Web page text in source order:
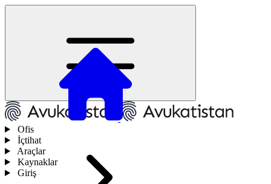
Ofis
İçtihat
Araçlar
Kaynaklar
Giriş